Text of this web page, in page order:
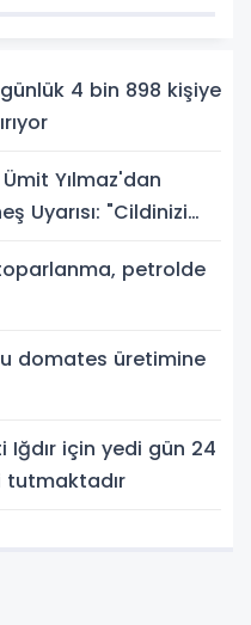
4 bin 898 kişiye
Yılmaz'dan
Uyarısı: "Cildinizi
petrolde
domates üretimine
Iğdır için yedi gün 24